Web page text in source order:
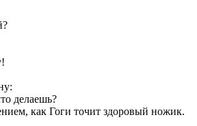
делаешь?
как Гоги точит здоровый ножик.